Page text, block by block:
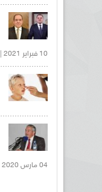
10 فبراير 2021 |
04 مارس 2020 |